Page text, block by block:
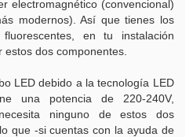
electromagnético (convencional)
modernos). Así que tienes los
en tu instalación
dos componentes.
LED debido a la tecnología LED
una potencia de 220-240V,
ninguno de estos dos
que -si cuentas con la ayuda de